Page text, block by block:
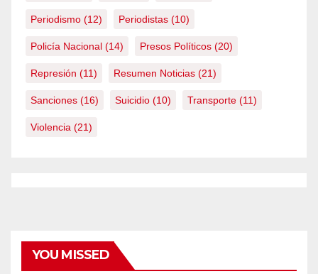
Periodismo (12) Periodistas (10)
Policía Nacional (14) Presos Políticos (20)
Represión (11) Resumen Noticias (21)
Sanciones (16) Suicidio (10) Transporte (11)
Violencia (21)
YOU MISSED